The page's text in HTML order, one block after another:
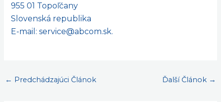
955 01 Topoľčany
Slovenská republika
E-mail:service@abcom.sk.
← Predchádzajúci Článok Ďalší Článok →